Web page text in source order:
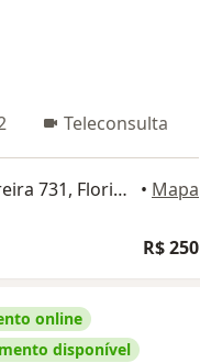
Teleconsulta
Rua Vereador Batista Pereira 731, Florianópolis • Mapa
R$ 250
online
disponível